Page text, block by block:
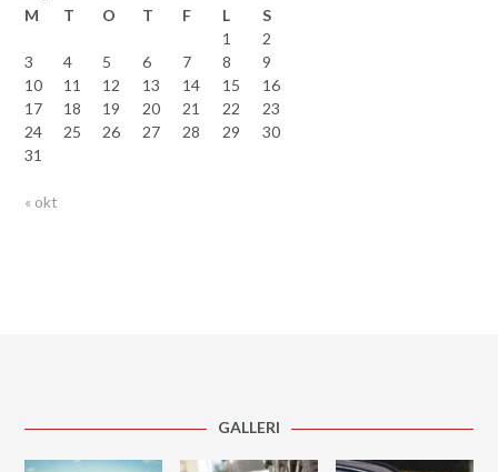
M
T O T F L
S
1
2
3
4 5 6 7 8
9
10
11 12 13 14 15
16
17
18 19 20 21 22
23
24
25 26 27 28 29
30
31
« okt
GALLERI